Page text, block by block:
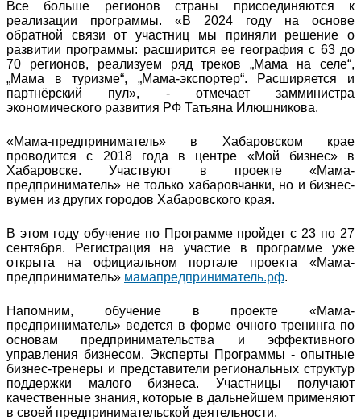
Все больше регионов страны присоединяются к
реализации программы. «В 2024 году на основе
обратной связи от участниц мы приняли решение о
развитии программы: расширится ее география с 63 до
70 регионов, реализуем ряд треков „Мама на селе“,
„Мама в туризме“, „Мама-экспортер“. Расширяется и
партнёрский пул», - отмечает замминистра
экономического развития РФ Татьяна Илюшникова.
«Мама-предприниматель» в Хабаровском крае
проводится с 2018 года в центре «Мой бизнес» в
Хабаровске. Участвуют в проекте «Мама-
предприниматель» не только хабаровчанки, но и бизнес-
вумен из других городов Хабаровского края.
В этом году обучение по Программе пройдет с 23 по 27
сентября. Регистрация на участие в программе уже
открыта на официальном портале проекта «Мама-
предприниматель» мамапредприниматель.рф.
Напомним, обучение в проекте «Мама-
предприниматель» ведется в форме очного тренинга по
основам предпринимательства и эффективного
управления бизнесом. Эксперты Программы - опытные
бизнес-тренеры и представители региональных структур
поддержки малого бизнеса. Участницы получают
качественные знания, которые в дальнейшем применяют
в своей предпринимательской деятельности.